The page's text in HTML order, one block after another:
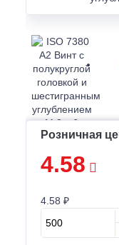
Розничная
4.58
4.58 ₽